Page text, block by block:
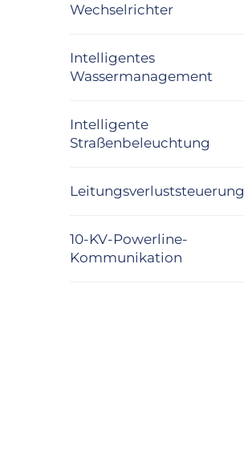
Wechselrichter
Intelligentes
Wassermanagement
Intelligente
Straßenbeleuchtung
Leitungsverluststeuerung
10-KV-Powerline-
Kommunikation